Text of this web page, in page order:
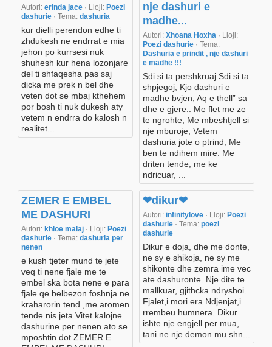
Autori: erinda jace · Lloji: Poezi
dashurie · Tema: dashuria
kur dielli perendon edhe ti
zhdukesh ne endrrat e mia
jehon po kurrsesi nuk
shuhesh kur hena lozonjare
del ti shfaqesha pas saj
dicka me prek n bel dhe
veten dot se mbaj kthehem
por bosh ti nuk dukesh aty
vetem n endrra do kalosh n
realitet...
nje dashuri e
madhe...
Autori: Xhoana Hoxha · Lloji:
Poezi dashurie · Tema:
Dashuria e prindit , nje dashuri
e madhe !!!
Sdi si ta pershkruaj Sdi si ta
shpjegoj, Kjo dashuri e
madhe bvjen, Aq e thell” sa
dhe e gjere.. Me flet me ze
te ngrohte, Me mbeshtjell si
nje mburoje, Vetem
dashuria jote o ptrind, Me
ben te ndihem mire. Me
driten tende, me ke
ndricuar, ...
ZEMER E EMBEL
ME DASHURI
Autori: khloe malaj · Lloji: Poezi
dashurie · Tema: dashuria per
nenen
e kush tjeter mund te jete
veq ti nene fjale me te
embel ska bota nene e para
fjale qe belbezon foshnja ne
kraharorin tend ,me aromen
tende nis jeta Vitet kalojne
dashurine per nenen ato se
mposhtin dot ZEMER E
❤dikur❤
Autori: infinitylove · Lloji: Poezi
dashurie · Tema: poezi
dashurie
Dikur e doja, dhe me donte,
ne sy e shikoja, ne sy me
shikonte dhe zemra ime vec
ate dashuronte. Nje dite te
mallkuar, gjithcka ndryshoi.
Fjalet,i mori era Ndjenjat,i
rrembeu humnera. Dikur
ishte nje engjell per mua,
tani ne nje demon mu shn...